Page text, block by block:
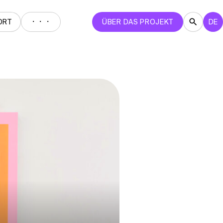
・・・ ÜBER DAS PROJEKT DE